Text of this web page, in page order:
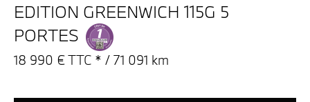
EDITION GREENWICH 115G 5
PORTES
18 990 € TTC * / 71 091 km